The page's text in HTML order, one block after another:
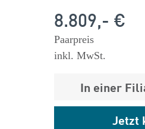
8.809,- €
Paarpreis
inkl. MwSt.
In einer
Jetzt